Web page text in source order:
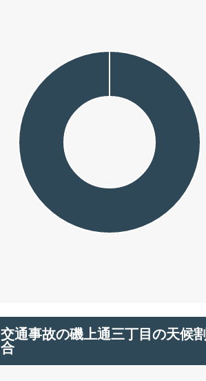
交通事故の磯上通三丁目の天候割
合